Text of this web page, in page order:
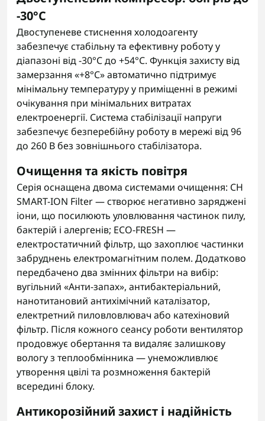
-30°C
Двоступеневе стиснення холодоагенту
забезпечує стабільну та ефективну роботу у
діапазоні від -30°C до +54°C. Функція захисту від
замерзання «+8°C» автоматично підтримує
мінімальну температуру у приміщенні в режимі
очікування при мінімальних витратах
електроенергії. Система стабілізації напруги
забезпечує безперебійну роботу в мережі від 96
до 260 В без зовнішнього стабілізатора.
Очищення та якість повітря
Серія оснащена двома системами очищення: CH
SMART-ION Filter — створює негативно заряджені
іони, що посилюють уловлювання частинок пилу,
бактерій і алергенів; ECO-FRESH —
електростатичний фільтр, що захоплює частинки
забруднень електромагнітним полем. Додатково
передбачено два змінних фільтри на вибір:
вугільний «Анти-запах», антибактеріальний,
нанотитановий антихімічний каталізатор,
електретний пиловловлювач або катехіновий
фільтр. Після кожного сеансу роботи вентилятор
продовжує обертання та видаляє залишкову
вологу з теплообмінника — унеможливлює
утворення цвілі та розмноження бактерій
всередині блоку.
Антикорозійний захист і надійність